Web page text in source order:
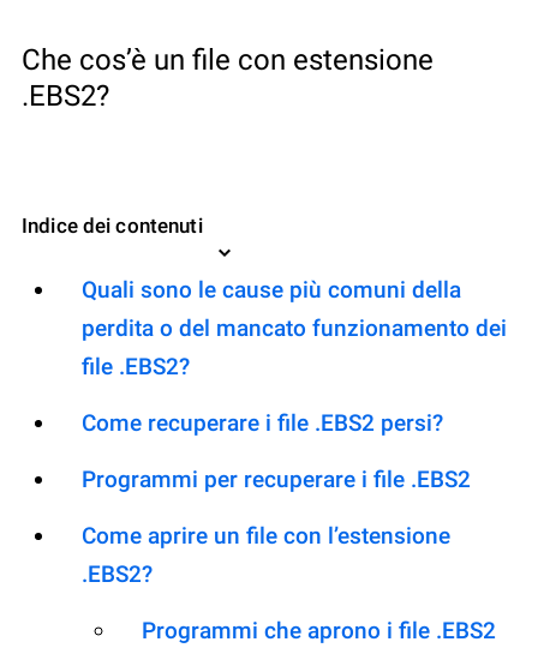
Che cos’è un file con estensione
.EBS2?
Indice dei contenuti
Quali sono le cause più comuni della
perdita o del mancato funzionamento dei
file .EBS2?
Come recuperare i file .EBS2 persi?
Programmi per recuperare i file .EBS2
Come aprire un file con l’estensione
.EBS2?
Programmi che aprono i file .EBS2